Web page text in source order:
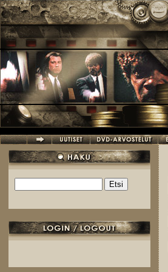
Hyppää pääsisältöön
Hakulomake